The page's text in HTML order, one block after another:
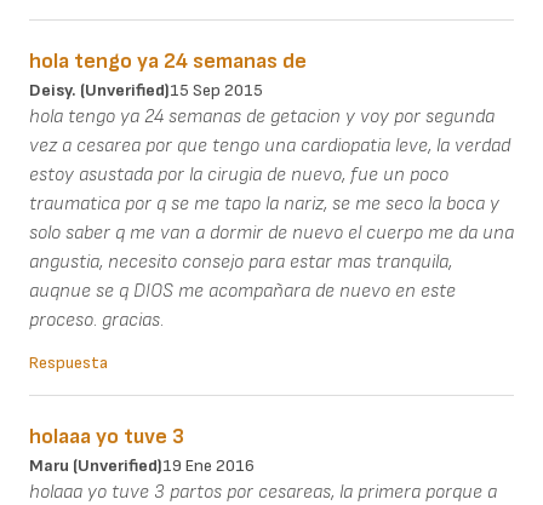
hola tengo ya 24 semanas de
Deisy. (unverified)15 Sep 2015
hola tengo ya 24 semanas de getacion y voy por segunda
vez a cesarea por que tengo una cardiopatia leve, la verdad
estoy asustada por la cirugia de nuevo, fue un poco
traumatica por q se me tapo la nariz, se me seco la boca y
solo saber q me van a dormir de nuevo el cuerpo me da una
angustia, necesito consejo para estar mas tranquila,
auqnue se q DIOS me acompañara de nuevo en este
proceso. gracias.
Respuesta
holaaa yo tuve 3
Maru (unverified)19 Ene 2016
holaaa yo tuve 3 partos por cesareas, la primera porque a